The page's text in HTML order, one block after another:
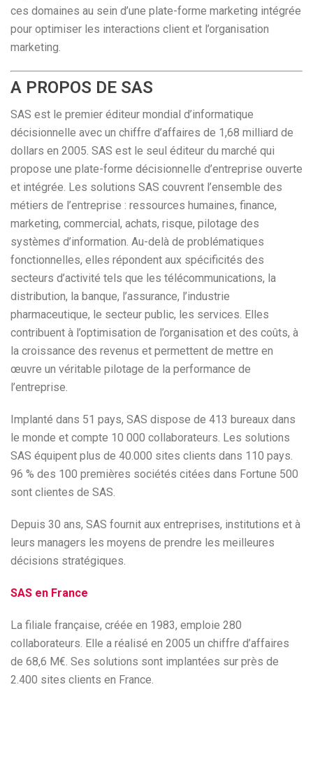
ces domaines au sein d’une plate-forme marketing intégrée
pour optimiser les interactions client et l’organisation
marketing.
A PROPOS DE SAS
SAS est le premier éditeur mondial d’informatique
décisionnelle avec un chiffre d’affaires de 1,68 milliard de
dollars en 2005. SAS est le seul éditeur du marché qui
propose une plate-forme décisionnelle d’entreprise ouverte
et intégrée. Les solutions SAS couvrent l’ensemble des
métiers de l’entreprise : ressources humaines, finance,
marketing, commercial, achats, risque, pilotage des
systèmes d’information. Au-delà de problématiques
fonctionnelles, elles répondent aux spécificités des
secteurs d’activité tels que les télécommunications, la
distribution, la banque, l’assurance, l’industrie
pharmaceutique, le secteur public, les services. Elles
contribuent à l’optimisation de l’organisation et des coûts, à
la croissance des revenus et permettent de mettre en
œuvre un véritable pilotage de la performance de
l’entreprise.
Implanté dans 51 pays, SAS dispose de 413 bureaux dans
le monde et compte 10 000 collaborateurs. Les solutions
SAS équipent plus de 40.000 sites clients dans 110 pays.
96 % des 100 premières sociétés citées dans Fortune 500
sont clientes de SAS.
Depuis 30 ans, SAS fournit aux entreprises, institutions et à
leurs managers les moyens de prendre les meilleures
décisions stratégiques.
SAS en France
La filiale française, créée en 1983, emploie 280
collaborateurs. Elle a réalisé en 2005 un chiffre d’affaires
de 68,6 M€. Ses solutions sont implantées sur près de
2.400 sites clients en France.